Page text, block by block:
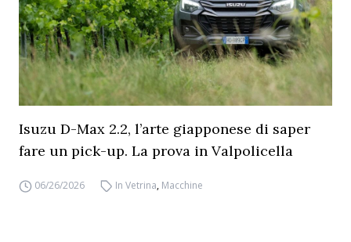
Isuzu D-Max 2.2, l’arte giapponese di saper
fare un pick-up. La prova in Valpolicella
06/26/2026 In Vetrina, Macchine